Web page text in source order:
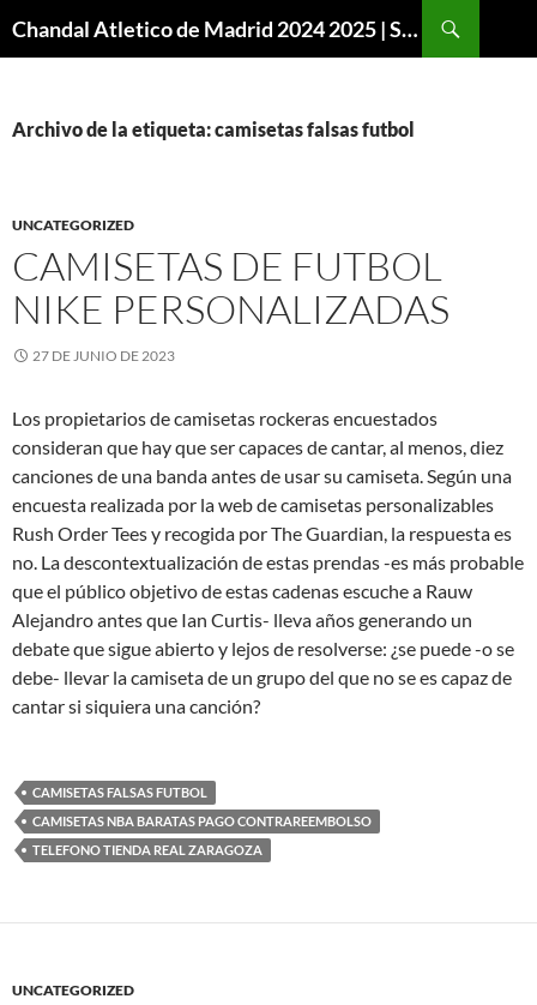
Chandal Atletico de Madrid 2024 2025 | SuperVigo
Archivo de la etiqueta: camisetas falsas futbol
UNCATEGORIZED
CAMISETAS DE FUTBOL
NIKE PERSONALIZADAS
27 DE JUNIO DE 2023
Los propietarios de camisetas rockeras encuestados
consideran que hay que ser capaces de cantar, al menos, diez
canciones de una banda antes de usar su camiseta. Según una
encuesta realizada por la web de camisetas personalizables
Rush Order Tees y recogida por The Guardian, la respuesta es
no. La descontextualización de estas prendas -es más probable
que el público objetivo de estas cadenas escuche a Rauw
Alejandro antes que Ian Curtis- lleva años generando un
debate que sigue abierto y lejos de resolverse: ¿se puede -o se
debe- llevar la camiseta de un grupo del que no se es capaz de
cantar si siquiera una canción?
CAMISETAS FALSAS FUTBOL
CAMISETAS NBA BARATAS PAGO CONTRAREEMBOLSO
TELEFONO TIENDA REAL ZARAGOZA
UNCATEGORIZED